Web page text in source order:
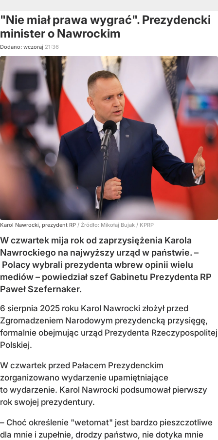
"Nie miał prawa wygrać". Prezydencki
minister o Nawrockim
Dodano: wczoraj 21:36
Karol Nawrocki, prezydent RP / Źródło: Mikołaj Bujak / KPRP
W czwartek mija rok od zaprzysiężenia Karola
Nawrockiego na najwyższy urząd w państwie. –
Polacy wybrali prezydenta wbrew opinii wielu
mediów – powiedział szef Gabinetu Prezydenta RP
Paweł Szefernaker.
6 sierpnia 2025 roku Karol Nawrocki złożył przed
Zgromadzeniem Narodowym prezydencką przysięgę,
formalnie obejmując urząd Prezydenta Rzeczypospolitej
Polskiej.
W czwartek przed Pałacem Prezydenckim
zorganizowano wydarzenie upamiętniające
to wydarzenie. Karol Nawrocki podsumował pierwszy
rok swojej prezydentury.
– Choć określenie "wetomat" jest bardzo pieszczotliwe
dla mnie i zupełnie, drodzy państwo, nie dotyka mnie